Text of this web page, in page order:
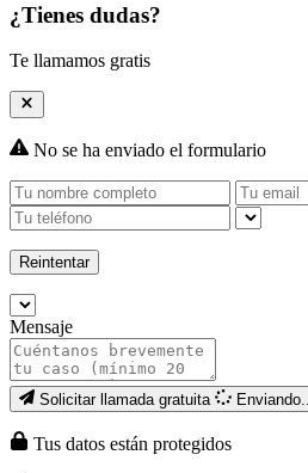
¿Tienes dudas?
Te llamamos gratis
No se ha enviado el formulario
Reintentar
Mensaje
Solicitar llamada gratuita Enviando...
Tus datos están protegidos